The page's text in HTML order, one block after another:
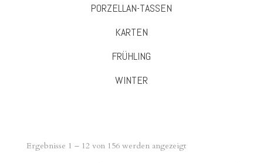
PORZELLAN-TASSEN
KARTEN
FRÜHLING
WINTER
Ergebnisse 1 – 12 von 156 werden angezeigtNach